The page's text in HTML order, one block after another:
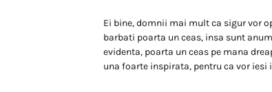
Ei bine, domnii mai mult ca sigur vor
barbati poarta un ceas, insa sunt
evidenta, poarta un ceas pe mana
una foarte inspirata, pentru ca vor